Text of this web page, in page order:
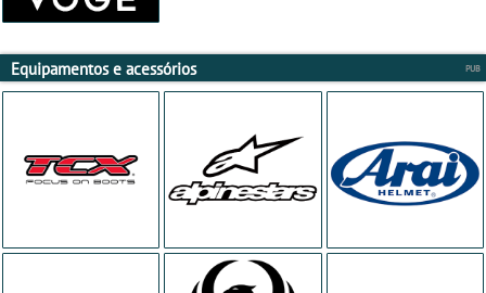
Equipamentos e acessórios